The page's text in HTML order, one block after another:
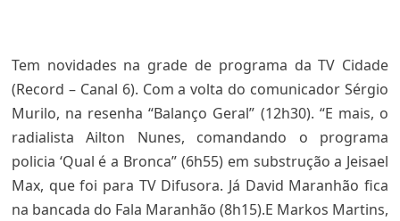
Tem novidades na grade de programa da TV Cidade
(Record – Canal 6). Com a volta do comunicador Sérgio
Murilo, na resenha “Balanço Geral” (12h30). “E mais, o
radialista Ailton Nunes, comandando o programa
policia ‘Qual é a Bronca” (6h55) em substrução a Jeisael
Max, que foi para TV Difusora. Já David Maranhão fica
na bancada do Fala Maranhão (8h15).E Markos Martins,